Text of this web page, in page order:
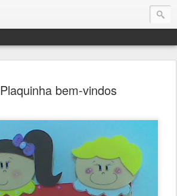
Plaquinha bem-vindos